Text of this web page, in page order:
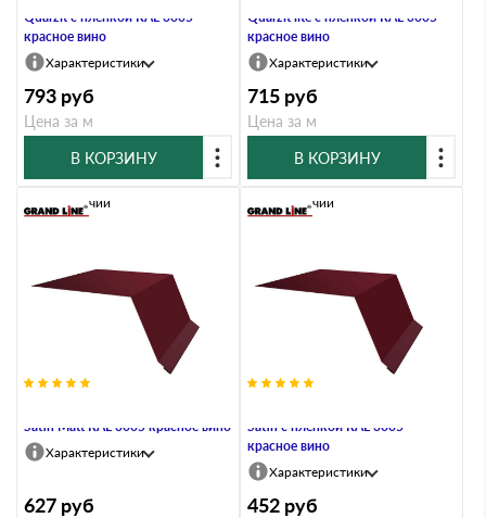
Quarzit с пленкой RAL 3005
красное вино
Характеристики
793 руб
Цена за м
В КОРЗИНУ
Quarzit lite с пленкой RAL 3005
красное вино
Характеристики
715 руб
Цена за м
В КОРЗИНУ
Satin Мatt RAL 3005 красное вино
В наличии
Характеристики
627 руб
Satin с пленкой RAL 3005
красное вино
В наличии
Характеристики
452 руб